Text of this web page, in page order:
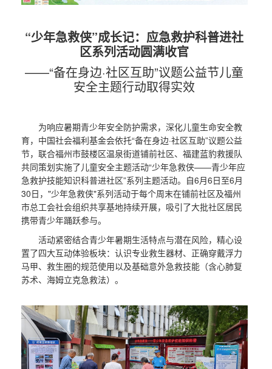
“少年急救侠”成长记：应急救护科普进社
区系列活动圆满收官
——“备在身边·社区互助”议题公益节儿童
安全主题行动取得实效
为响应暑期青少年安全防护需求，深化儿童生命安全教
育，中国社会福利基金会依托“备在身边·社区互助”议题公益
节，联合福州市鼓楼区温泉街道铺前社区、福建蓝豹救援队
共同策划实施了儿童安全主题活动“少年急救侠——青少年应
急救护技能知识科普进社区”系列主题活动。 自6月6日至6月
30日，"少年急救侠"系列活动于每个周末在铺前社区及福州
市总工会社会组织共享基地持续开展，吸引了大批社区居民
携带青少年踊跃参与。
活动紧密结合青少年暑期生活特点与潜在风险，精心设
置了四大互动体验板块：认识专业救生器材、正确穿戴浮力
马甲、救生圈的规范使用以及基础意外急救技能（含心肺复
苏术、海姆立克急救法）。